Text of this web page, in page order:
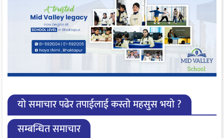
यो समाचार पढेर तपाईलाई कस्तो महसुस भयो ?
सम्बन्धित समाचार